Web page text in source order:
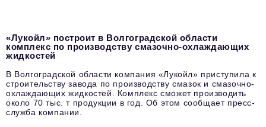
«Лукойл» построит в Волгоградской области
комплекс по производству смазочно-охлаждающих
жидкостей
В Волгоградской области компания «Лукойл» приступила к
строительству завода по производству смазок и смазочно-
охлаждающих жидкостей. Комплекс сможет производить
около 70 тыс. т продукции в год. Об этом сообщает пресс-
служба компании.